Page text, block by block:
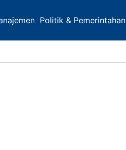
Politik & Pemerintahan